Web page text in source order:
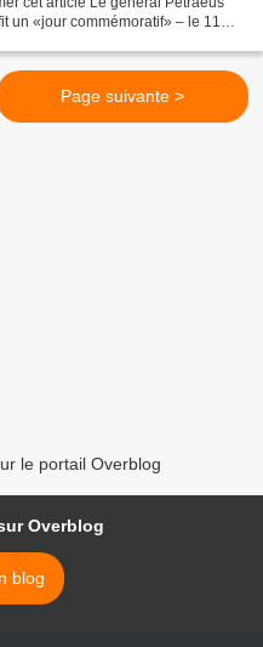
un «jour commémoratif» – le 11
Page suivante >
le portail Overblog
Overblog
blog